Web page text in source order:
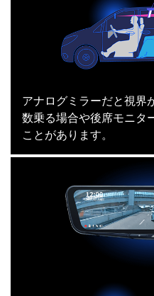
アナログミラーだと視界
数乗る場合や後席モニタ
ことがあります。